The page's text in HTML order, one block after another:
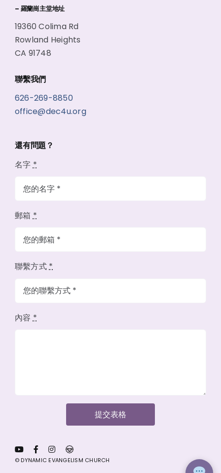
– 羅蘭崗主堂地址
19360 Colima Rd
Rowland Heights
CA 91748
聯繫我們
626-269-8850
office@dec4u.org
還有問題？
名字*
郵箱*
聯繫方式*
內容*
提交表格
© DYNAMIC EVANGELISM CHURCH